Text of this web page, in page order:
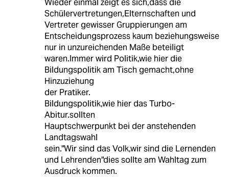
Wieder einmal zeigt es sich,dass die
Schülervertretungen,Elternschaften und
Vertreter gewisser Gruppierungen am
Entscheidungsprozess kaum beziehungsweise
nur in unzureichenden Maße beteiligt
waren.Immer wird Politik,wie hier die
Bildungspolitik am Tisch gemacht,ohne
Hinzuziehung
der Pratiker.
Bildungspolitik,wie hier das Turbo-
Abitur.sollten
Hauptschwerpunkt bei der anstehenden
Landtagswahl
sein."Wir sind das Volk,wir sind die Lernenden
und Lehrenden"dies sollte am Wahltag zum
Ausdruck kommen.